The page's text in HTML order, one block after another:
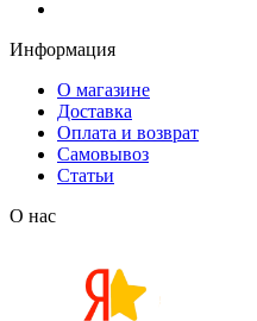
Информация
О магазине
Доставка
Оплата и возврат
Самовывоз
Статьи
О нас